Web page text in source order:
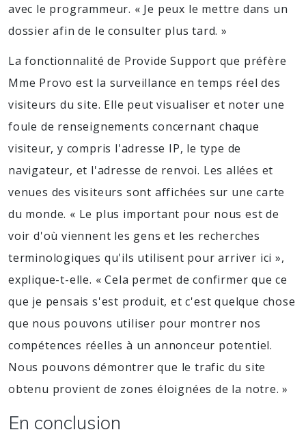
avec le programmeur. « Je peux le mettre dans un
dossier afin de le consulter plus tard. »
La fonctionnalité de Provide Support que préfère
Mme Provo est la surveillance en temps réel des
visiteurs du site. Elle peut visualiser et noter une
foule de renseignements concernant chaque
visiteur, y compris l'adresse IP, le type de
navigateur, et l'adresse de renvoi. Les allées et
venues des visiteurs sont affichées sur une carte
du monde. « Le plus important pour nous est de
voir d'où viennent les gens et les recherches
terminologiques qu'ils utilisent pour arriver ici »,
explique-t-elle. « Cela permet de confirmer que ce
que je pensais s'est produit, et c'est quelque chose
que nous pouvons utiliser pour montrer nos
compétences réelles à un annonceur potentiel.
Nous pouvons démontrer que le trafic du site
obtenu provient de zones éloignées de la notre. »
En conclusion